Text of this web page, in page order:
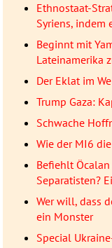
Ethnostaat-
Syriens, indem
Beginnt mit
Lateinamerika
Der Eklat im
Trump Gaza:
Schwache
Wie der MI6
Befiehlt
Separatisten?
Wer will, dass
ein Monster
Special